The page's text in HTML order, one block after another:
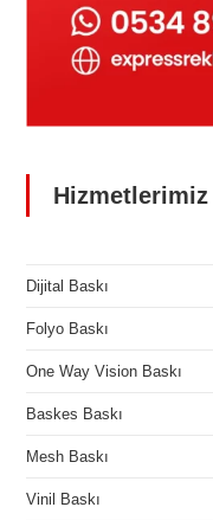
Hizmetlerimiz
Dijital Baskı
Folyo Baskı
One Way Vision Baskı
Baskes Baskı
Mesh Baskı
Vinil Baskı